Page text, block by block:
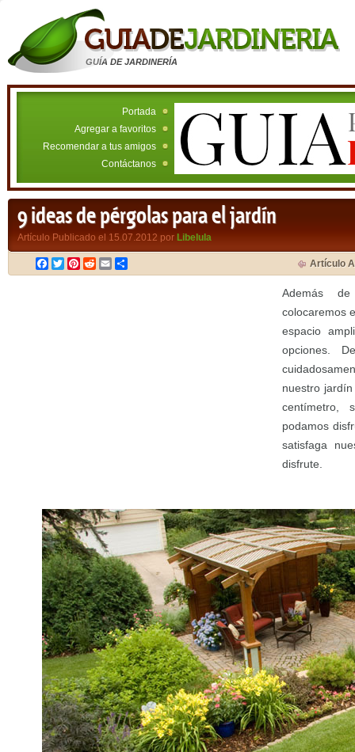
GUÍA DE JARDINERÍA
Portada
Agregar a favoritos
Recomendar a tus amigos
Contáctanos
9 ideas de pérgolas para el jardín
Artículo Publicado el 15.07.2012 por Libelula
Facebook
TwitterPinterest
RedditEmail Artículo
Además
colocaremos
espacio
opciones.
nuestro
centímetro,
podamos
satisfaga
disfrute.